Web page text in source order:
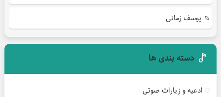
یوسف زمانی
دسته بندی ها
ادعیه و زیارات صوتی